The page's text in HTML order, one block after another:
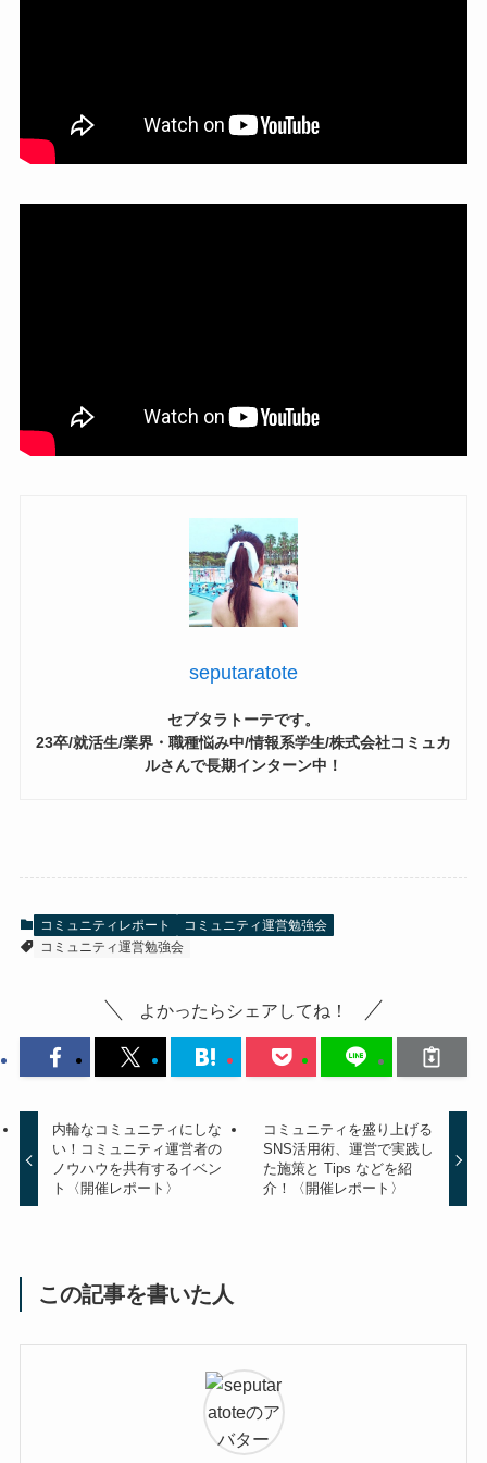
seputaratote
セプタラトーテです。
23卒/就活生/業界・職種悩み中/情報系学生/株式会社コミュカ
ルさんで長期インターン中！
コミュニティレポート
コミュニティ運営勉強会
コミュニティ運営勉強会
よかったらシェアしてね！
内輪なコミュニティにしな
い！コミュニティ運営者の
ノウハウを共有するイベン
ト〈開催レポート〉
コミュニティを盛り上げる
SNS活用術、運営で実践し
た施策と Tips などを紹
介！〈開催レポート〉
この記事を書いた人